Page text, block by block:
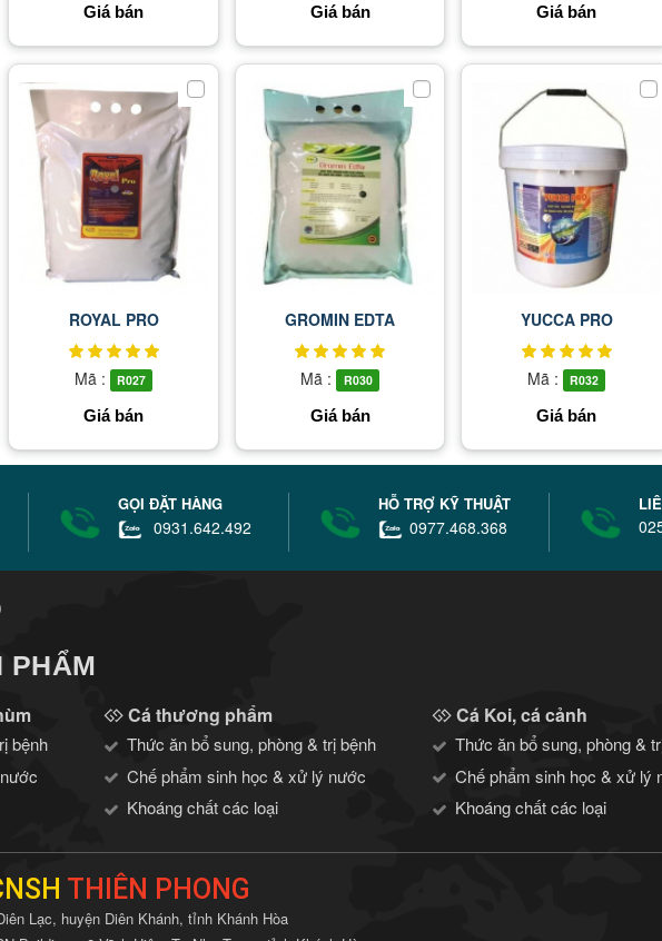
Giá bán Giá bán Giá bán
ROYAL PRO
Mã : R027
Giá bán
GROMIN EDTA
Mã : R030
Giá bán
YUCCA PRO
Mã : R032
Giá bán
GỌI ĐẶT HÀNG
0931.642.492
HỖ TRỢ KỸ THUẬT
0977.468.368
PHẨM
bệnh
Cá thương phẩm
Thức ăn bổ sung, phòng & trị bệnh
Chế phẩm sinh học & xử lý nước
Khoáng chất các loại
Cá Koi, cá cảnh
Thức ăn bổ sung, phòng &
Chế phẩm sinh học & xử lý
Khoáng chất các loại
THIÊN PHONG
Lạc, huyện Diên Khánh, tỉnh Khánh Hòa